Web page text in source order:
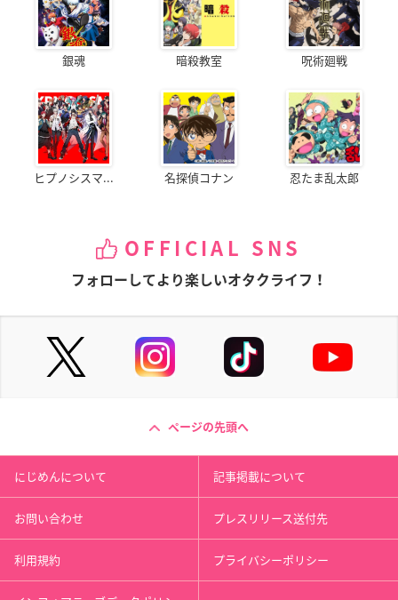
銀魂 暗殺教室 呪術廻戦
ヒプノシスマ... 名探偵コナン 忍たま乱太郎
OFFICIAL SNS
フォローしてより楽しいオタクライフ！
ページの先頭へ
にじめんについて 記事掲載について
お問い合わせ プレスリリース送付先
利用規約 プライバシーポリシー